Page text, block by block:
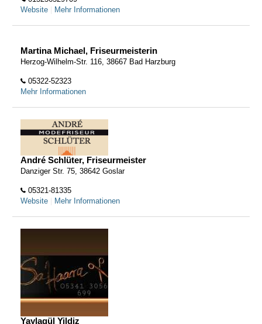
Website
Mehr Informationen
Martina Michael, Friseurmeisterin
Herzog-Wilhelm-Str. 116, 38667 Bad Harzburg
05322-52323
Mehr Informationen
André Schlüter, Friseurmeister
Danziger Str. 75, 38642 Goslar
05321-81335
Website
Mehr Informationen
Yaylagül Yildiz